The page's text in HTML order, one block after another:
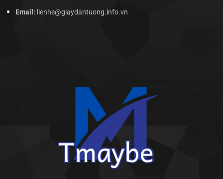
Email: lienhe@giaydantuong.info.vn